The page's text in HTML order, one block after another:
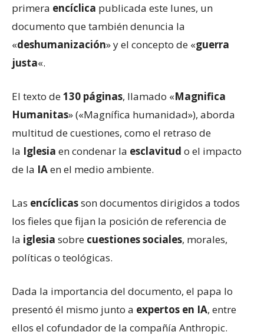
primera encíclica publicada este lunes, un
documento que también denuncia la
«deshumanización» y el concepto de «guerra
justa«.
El texto de130 páginas, llamado «Magnifica
Humanitas» («Magnífica humanidad»), aborda
multitud de cuestiones, como el retraso de
la Iglesia en condenar la esclavitud o el impacto
de la IAen el medio ambiente.
Las encíclicasson documentos dirigidos a todos
los fieles que fijan la posición de referencia de
la iglesia sobre cuestiones sociales, morales,
políticas o teológicas.
Dada la importancia del documento, el papa lo
presentó él mismo junto a expertos en IA, entre
ellos el cofundador de la compañía Anthropic.